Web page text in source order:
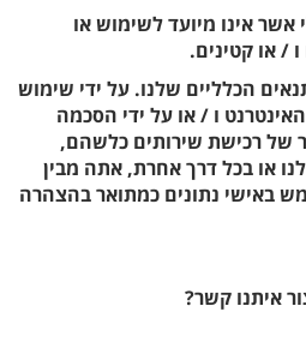
אינו מיועד לשימוש או
/ או קטינים.
הכלליים שלנו. על ידי שימוש
ו / או על ידי הסכמה
של רכישת שירותים כלשהם,
או בכל דרך אחרת, אתה מבין
באישי נתונים כמתואר בהצהרה